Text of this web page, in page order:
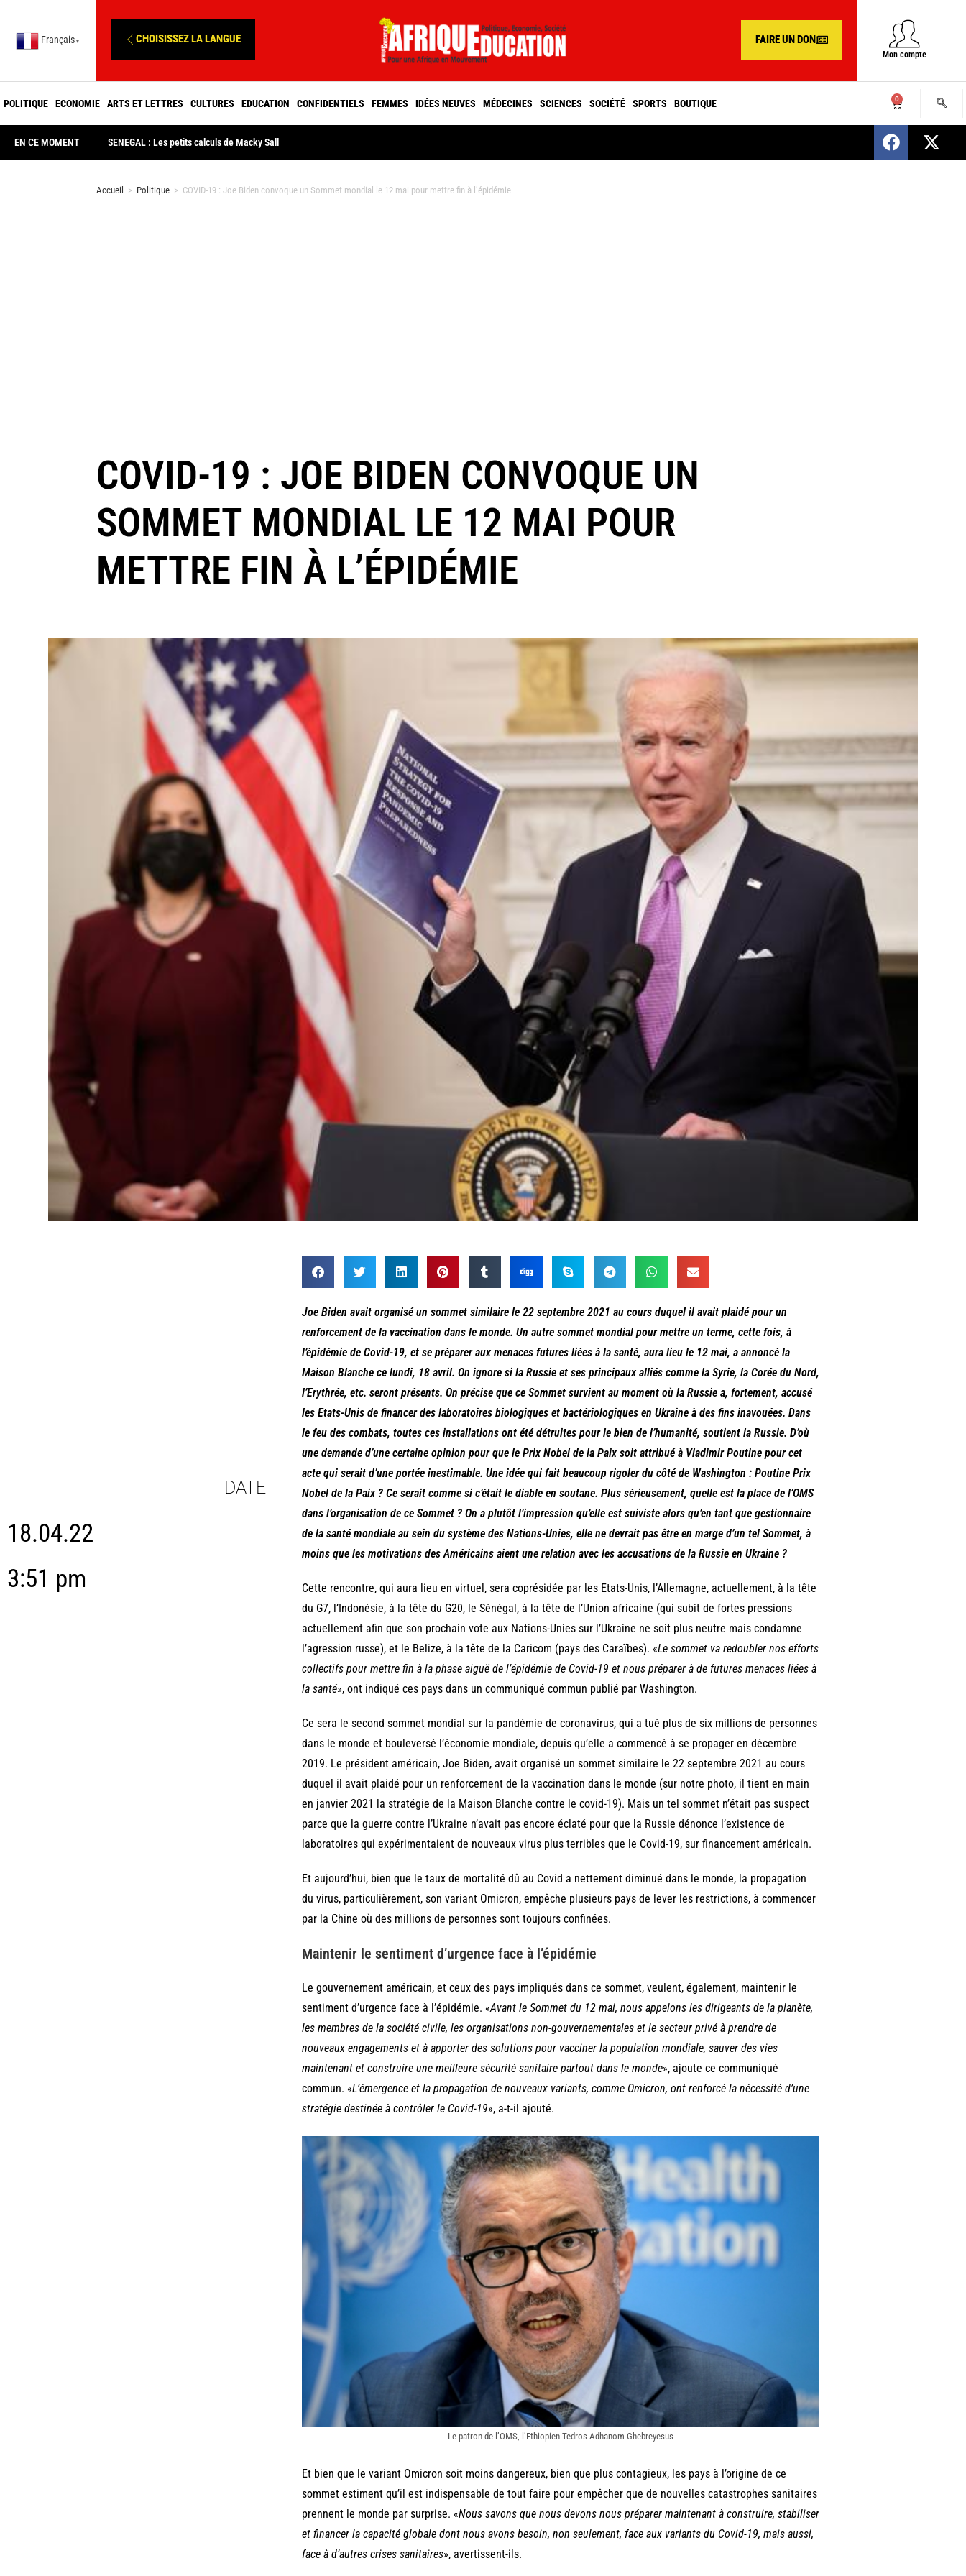
Français ▼ CHOISISSEZ LA LANGUE FAIRE UN DON
Mon compte
POLITIQUE ECONOMIE ARTS ET LETTRES CULTURES EDUCATION CONFIDENTIELS FEMMES IDÉES NEUVES MÉDECINES SCIENCES SOCIÉTÉ SPORTS BOUTIQUE 0
EN CE MOMENT SENEGAL : Les petits calculs de Macky Sall SENEGAL : Nomination d’un nouveau
Accueil > Politique > COVID-19 : Joe Biden convoque un Sommet mondial le 12 mai pour mettre fin à l’épidémie
COVID-19 : JOE BIDEN CONVOQUE UN
SOMMET MONDIAL LE 12 MAI POUR
METTRE FIN À L’ÉPIDÉMIE
DATE
18.04.22
3:51 pm
Joe Biden avait organisé un sommet similaire le 22 septembre 2021 au cours duquel il avait plaidé pour un
renforcement de la vaccination dans le monde. Un autre sommet mondial pour mettre un terme, cette fois, à
l’épidémie de Covid-19, et se préparer aux menaces futures liées à la santé, aura lieu le 12 mai, a annoncé la
Maison Blanche ce lundi, 18 avril. On ignore si la Russie et ses principaux alliés comme la Syrie, la Corée du Nord,
l’Erythrée, etc. seront présents. On précise que ce Sommet survient au moment où la Russie a, fortement, accusé
les Etats-Unis de financer des laboratoires biologiques et bactériologiques en Ukraine à des fins inavouées. Dans
le feu des combats, toutes ces installations ont été détruites pour le bien de l’humanité, soutient la Russie. D’où
une demande d’une certaine opinion pour que le Prix Nobel de la Paix soit attribué à Vladimir Poutine pour cet
acte qui serait d’une portée inestimable. Une idée qui fait beaucoup rigoler du côté de Washington : Poutine Prix
Nobel de la Paix ? Ce serait comme si c’était le diable en soutane. Plus sérieusement, quelle est la place de l’OMS
dans l’organisation de ce Sommet ? On a plutôt l’impression qu’elle est suiviste alors qu’en tant que gestionnaire
de la santé mondiale au sein du système des Nations-Unies, elle ne devrait pas être en marge d’un tel Sommet, à
moins que les motivations des Américains aient une relation avec les accusations de la Russie en Ukraine ?
Cette rencontre, qui aura lieu en virtuel, sera coprésidée par les Etats-Unis, l’Allemagne, actuellement, à la tête
du G7, l’Indonésie, à la tête du G20, le Sénégal, à la tête de l’Union africaine (qui subit de fortes pressions
actuellement afin que son prochain vote aux Nations-Unies sur l’Ukraine ne soit plus neutre mais condamne
l’agression russe), et le Belize, à la tête de la Caricom (pays des Caraïbes). «Le sommet va redoubler nos efforts
collectifs pour mettre fin à la phase aiguë de l’épidémie de Covid-19 et nous préparer à de futures menaces liées à
la santé», ont indiqué ces pays dans un communiqué commun publié par Washington.
Ce sera le second sommet mondial sur la pandémie de coronavirus, qui a tué plus de six millions de personnes
dans le monde et bouleversé l’économie mondiale, depuis qu’elle a commencé à se propager en décembre
2019. Le président américain, Joe Biden, avait organisé un sommet similaire le 22 septembre 2021 au cours
duquel il avait plaidé pour un renforcement de la vaccination dans le monde (sur notre photo, il tient en main
en janvier 2021 la stratégie de la Maison Blanche contre le covid-19). Mais un tel sommet n’était pas suspect
parce que la guerre contre l’Ukraine n’avait pas encore éclaté pour que la Russie dénonce l’existence de
laboratoires qui expérimentaient de nouveaux virus plus terribles que le Covid-19, sur financement américain.
Et aujourd’hui, bien que le taux de mortalité dû au Covid a nettement diminué dans le monde, la propagation
du virus, particulièrement, son variant Omicron, empêche plusieurs pays de lever les restrictions, à commencer
par la Chine où des millions de personnes sont toujours confinées.
Maintenir le sentiment d’urgence face à l’épidémie
Le gouvernement américain, et ceux des pays impliqués dans ce sommet, veulent, également, maintenir le
sentiment d’urgence face à l’épidémie. «Avant le Sommet du 12 mai, nous appelons les dirigeants de la planète,
les membres de la société civile, les organisations non-gouvernementales et le secteur privé à prendre de
nouveaux engagements et à apporter des solutions pour vacciner la population mondiale, sauver des vies
maintenant et construire une meilleure sécurité sanitaire partout dans le monde», ajoute ce communiqué
commun. «L’émergence et la propagation de nouveaux variants, comme Omicron, ont renforcé la nécessité d’une
stratégie destinée à contrôler le Covid-19», a-t-il ajouté.
Le patron de l’OMS, l’Ethiopien Tedros Adhanom Ghebreyesus
Et bien que le variant Omicron soit moins dangereux, bien que plus contagieux, les pays à l’origine de ce
sommet estiment qu’il est indispensable de tout faire pour empêcher que de nouvelles catastrophes sanitaires
prennent le monde par surprise. «Nous savons que nous devons nous préparer maintenant à construire, stabiliser
et financer la capacité globale dont nous avons besoin, non seulement, face aux variants du Covid-19, mais aussi,
face à d’autres crises sanitaires», avertissent-ils.